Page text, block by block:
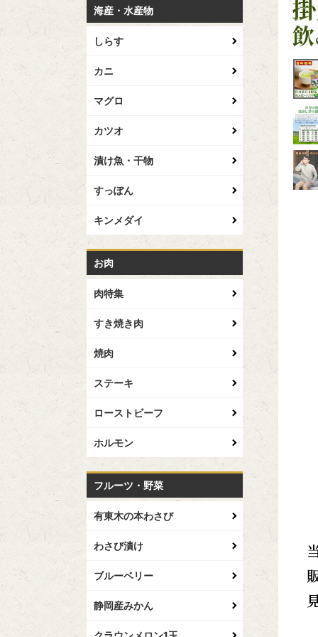
海産・水産物
しらす
カニ
マグロ
カツオ
漬け魚・干物
すっぽん
キンメダイ
お肉
肉特集
すき焼き肉
焼肉
ステーキ
ローストビーフ
ホルモン
フルーツ・野菜
有東木の本わさび
わさび漬け
ブルーベリー
静岡産みかん